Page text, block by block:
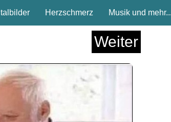
Herzschmerz Musik und mehr...
Weiter